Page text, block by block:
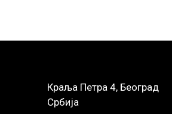
Краља Петра 4, Београд
Србија